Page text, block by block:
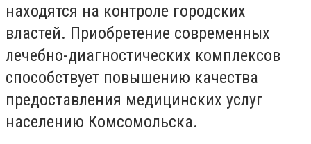
находятся на контроле городских
властей. Приобретение современных
лечебно-диагностических комплексов
способствует повышению качества
предоставления медицинских услуг
населению Комсомольска.